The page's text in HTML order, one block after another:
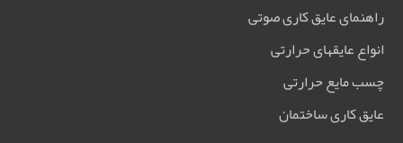
راهنمای عایق کاری صوتی
انواع عایقهای حرارتی
چسب مایع حرارتی
عایق کاری ساختمان